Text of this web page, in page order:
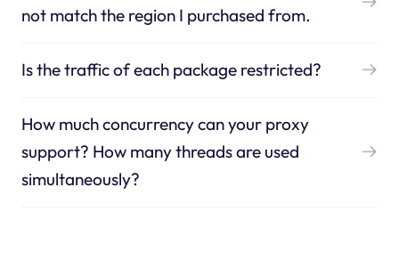
not match the region I purchased from.
Is the traffic of each package restricted?
How much concurrency can your proxy
support? How many threads are used
simultaneously?